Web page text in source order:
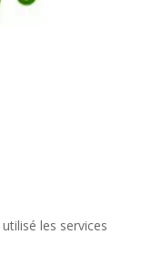
les services